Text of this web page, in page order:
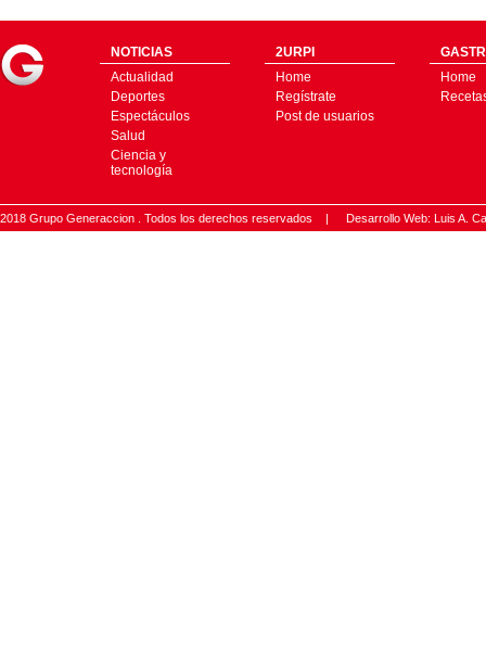
NOTICIAS
Actualidad
Deportes
Espectáculos
Salud
Ciencia y
tecnología
2URPI
Home
Regístrate
Post de usuarios
Home
2018 Grupo Generaccion . Todos los derechos reservados | Desarrollo Web: Luis